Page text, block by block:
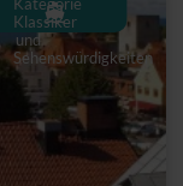
directions_boat